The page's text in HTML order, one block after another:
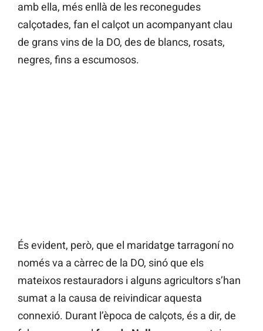
amb ella, més enllà de les reconegudes
calçotades, fan el calçot un acompanyant clau
de grans vins de la DO, des de blancs, rosats,
negres, fins a escumosos.
És evident, però, que el maridatge tarragoní no
només va a càrrec de la DO, sinó que els
mateixos restauradors i alguns agricultors s’han
sumat a la causa de reivindicar aquesta
connexió. Durant l’època de calçots, és a dir, de